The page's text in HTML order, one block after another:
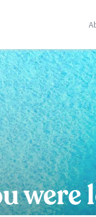
Vito Lo Capo